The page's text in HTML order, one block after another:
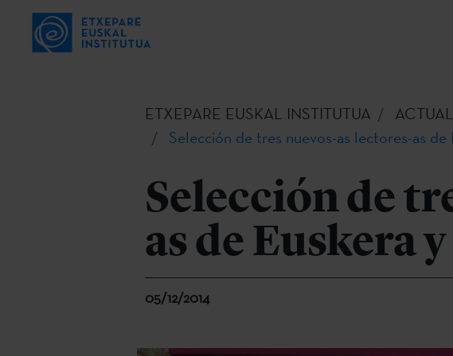
ETXEPARE EUSKAL INSTITUTUA
Selección de tres nuevos-as lectores-as de
Selección de
as de Euskera
05/12/2014